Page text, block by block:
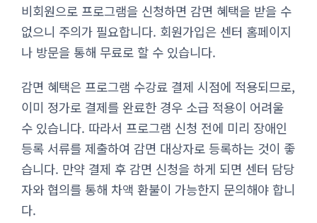
비회원으로 프로그램을 신청하면 감면 혜택을 받을 수
없으니 주의가 필요합니다. 회원가입은 센터 홈페이지
나 방문을 통해 무료로 할 수 있습니다.
감면 혜택은 프로그램 수강료 결제 시점에 적용되므로,
이미 정가로 결제를 완료한 경우 소급 적용이 어려울
수 있습니다. 따라서 프로그램 신청 전에 미리 장애인
등록 서류를 제출하여 감면 대상자로 등록하는 것이 좋
습니다. 만약 결제 후 감면 신청을 하게 되면 센터 담당
자와 협의를 통해 차액 환불이 가능한지 문의해야 합니
다.